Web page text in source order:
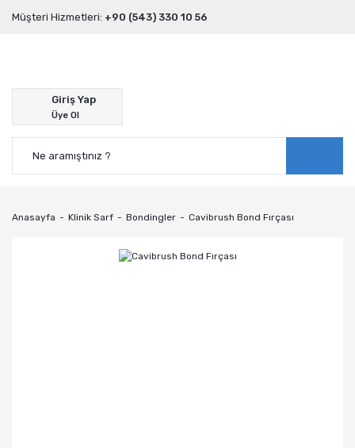
Müşteri Hizmetleri: +90 (543) 330 10 56
Giriş Yap
Üye Ol
Anasayfa Klinik Sarf Bondingler Cavibrush Bond Fırçası